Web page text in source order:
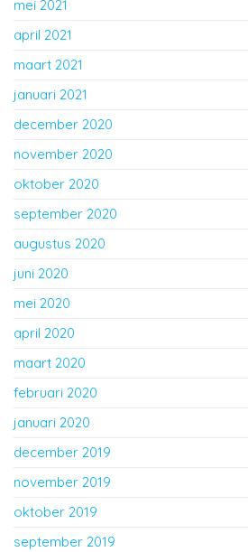
mei 2021
april 2021
maart 2021
januari 2021
december 2020
november 2020
oktober 2020
september 2020
augustus 2020
juni 2020
mei 2020
april 2020
maart 2020
februari 2020
januari 2020
december 2019
november 2019
oktober 2019
september 2019